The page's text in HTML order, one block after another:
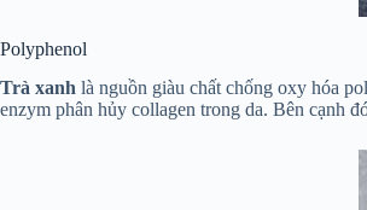
Polyphenol
Trà xanh là nguồn giàu chất chống oxy hóa
enzym phân hủy collagen trong da. Bên cạnh